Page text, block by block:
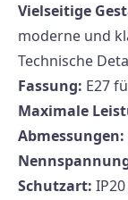
Vielseitige
moderne und
Technische
Fassung: E27
Maximale
Abmessungen:
Schutzart: